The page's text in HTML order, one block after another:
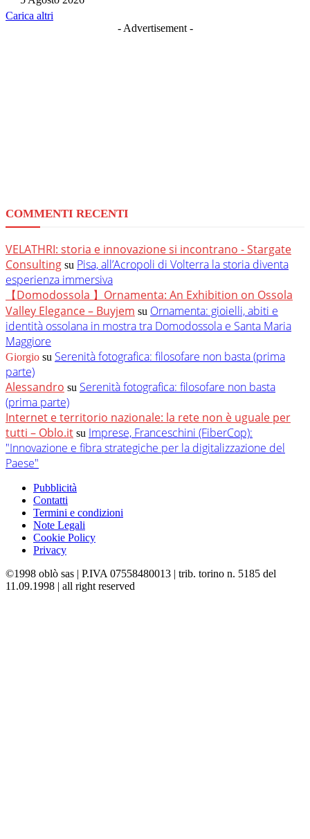
Carica altri
- Advertisement -
COMMENTI RECENTI
VELATHRI: storia e innovazione si incontrano - Stargate
Consulting su Pisa, all’Acropoli di Volterra la storia diventa
esperienza immersiva
【Domodossola 】Ornamenta: An Exhibition on Ossola
Valley Elegance – Buyjem su Ornamenta: gioielli, abiti e
identità ossolana in mostra tra Domodossola e Santa Maria
Maggiore
Giorgio su Serenità fotografica: filosofare non basta (prima
parte)
Alessandro su Serenità fotografica: filosofare non basta
(prima parte)
Internet e territorio nazionale: la rete non è uguale per
tutti – Oblo.it su Imprese, Franceschini (FiberCop):
"Innovazione e fibra strategiche per la digitalizzazione del
Paese"
Pubblicità
Contatti
Termini e condizioni
Note Legali
Cookie Policy
Privacy
©1998 oblò sas | P.IVA 07558480013 | trib. torino n. 5185 del
11.09.1998 | all right reserved